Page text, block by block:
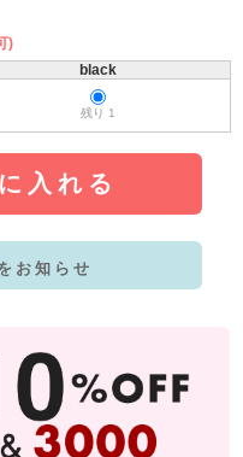
)
black
残り 1
入れる
お知らせ